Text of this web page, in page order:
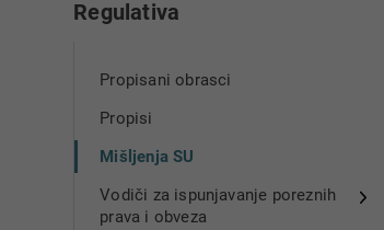
Regulativa
Propisani obrasci
Propisi
Mišljenja SU
Vodiči za ispunjavanje poreznih
prava i obveza